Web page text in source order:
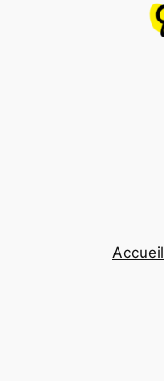
Accueil